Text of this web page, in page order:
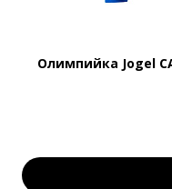
Олимпийка Jogel